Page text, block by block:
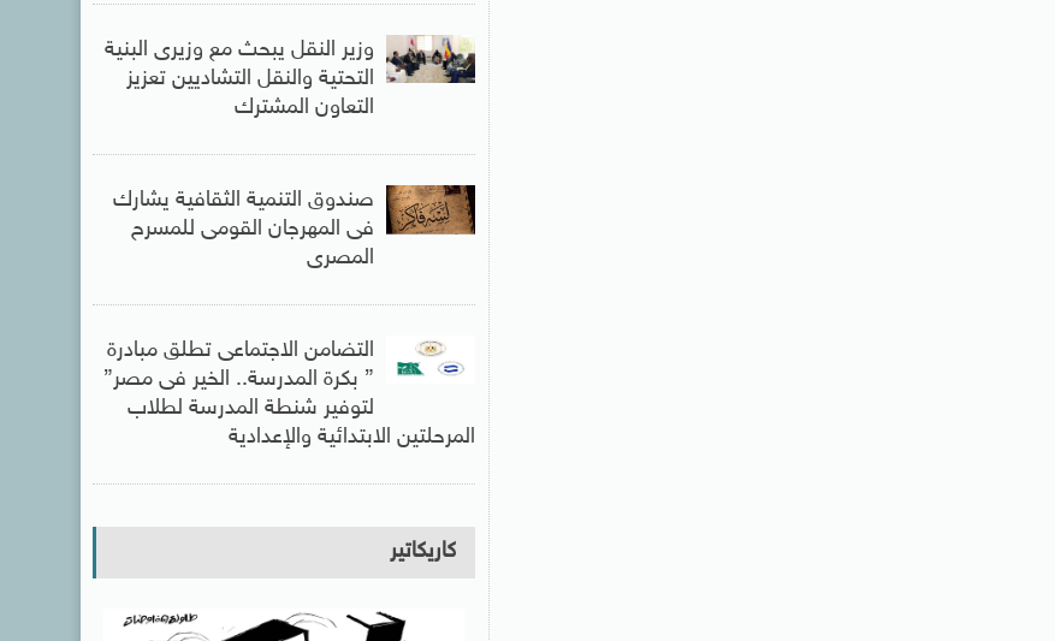
وزير النقل يبحث مع وزيرى البنية
التحتية والنقل التشاديين تعزيز
التعاون المشترك
صندوق التنمية الثقافية يشارك
فى المهرجان القومى للمسرح
المصرى
التضامن الاجتماعى تطلق مبادرة
” بكرة المدرسة.. الخير فى مصر”
لتوفير شنطة المدرسة لطلاب
المرحلتين الابتدائية والإعدادية
كاريكاتير